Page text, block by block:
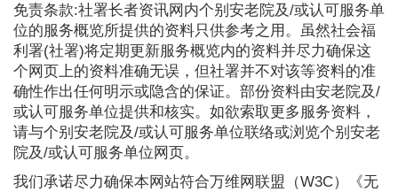
免责条款:社署长者资讯网内个别安老院及/或认可服务单
位的服务概览所提供的资料只供参考之用。虽然社会福
利署(社署)将定期更新服务概览内的资料并尽力确保这
个网页上的资料准确无误，但社署并不对该等资料的准
确性作出任何明示或隐含的保证。部份资料由安老院及/
或认可服务单位提供和核实。如欲索取更多服务资料，
请与个别安老院及/或认可服务单位联络或浏览个别安老
院及/或认可服务单位网页。
我们承诺尽力确保本网站符合万维网联盟（W3C）《无